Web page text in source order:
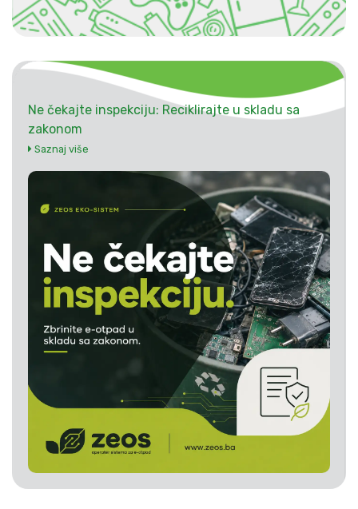
Ne čekajte inspekciju: Reciklirajte u skladu sa
zakonom
Saznaj više